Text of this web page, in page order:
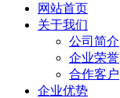
网站首页
关于我们
公司简介
企业荣誉
合作客户
企业优势